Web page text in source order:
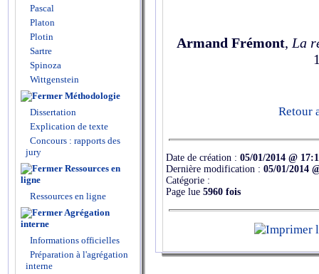
Pascal
Platon
Plotin
Sartre
Spinoza
Wittgenstein
Méthodologie
Dissertation
Explication de texte
Concours : rapports des
jury
Ressources en
ligne
Ressources en ligne
Agrégation
interne
Informations officielles
Préparation à l'agrégation
interne
Armand Frémont, La
Retour
Date de création : 05/01/2014 @
Dernière modification : 05/01/2014
Catégorie :
Page lue 5960 fois